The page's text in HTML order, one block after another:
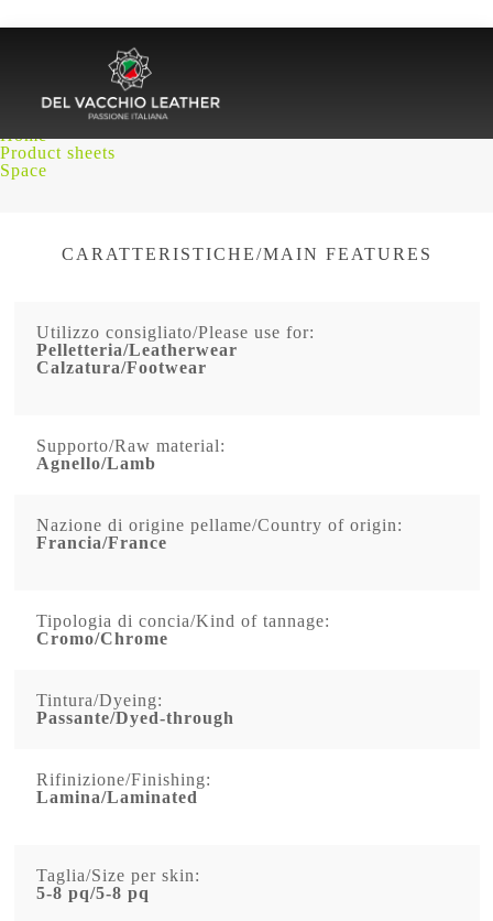
SPACE
Home
Product sheets
Space
CARATTERISTICHE/MAIN FEATURES
Utilizzo consigliato/Please use for:
Pelletteria/Leatherwear
Calzatura/Footwear
Supporto/Raw material:
Agnello/Lamb
Nazione di origine pellame/Country of origin:
Francia/France
Tipologia di concia/Kind of tannage:
Cromo/Chrome
Tintura/Dyeing:
Passante/Dyed-through
Rifinizione/Finishing:
Lamina/Laminated
Taglia/Size per skin:
5-8 pq/5-8 pq